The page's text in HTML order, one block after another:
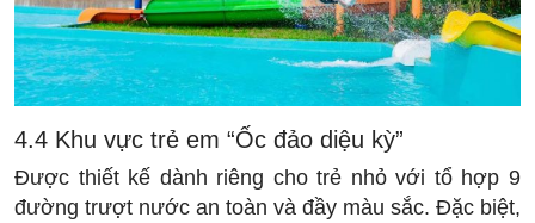
4.4 Khu vực trẻ em “Ốc đảo diệu kỳ”
Được thiết kế dành riêng cho trẻ nhỏ với tổ hợp 9
đường trượt nước an toàn và đầy màu sắc. Đặc biệt,